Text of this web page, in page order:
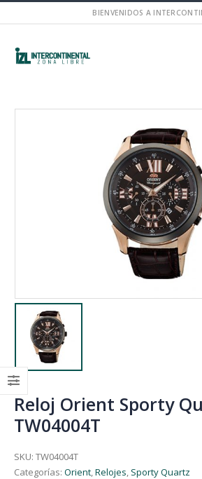
BIENVENIDOS A
Reloj Orient Sporty
TW04004T
SKU: TW04004T
Categorías: Orient,Relojes, Sporty Quartz